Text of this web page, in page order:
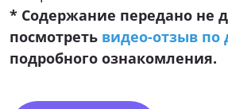
* Содержание передано не
посмотреть видео-отзыв по
подробного ознакомления.